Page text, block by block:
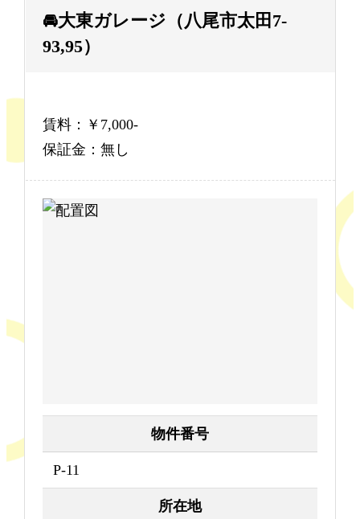
🚘大東ガレージ（八尾市太田7-
93,95）
賃料：￥7,000-
保証金：無し
物件番号
P-11
所在地